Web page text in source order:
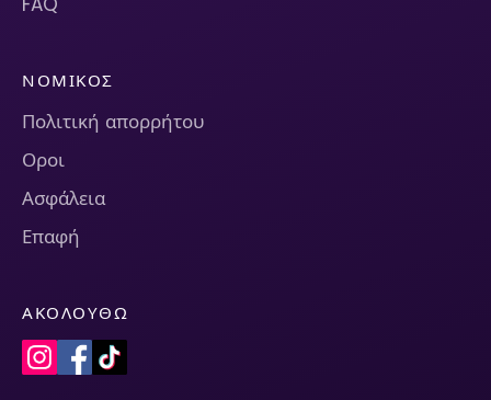
ΝΟΜΙΚΌΣ
Πολιτική απορρήτου
Οροι
Ασφάλεια
Επαφή
ΑΚΟΛΟΥΘΏ